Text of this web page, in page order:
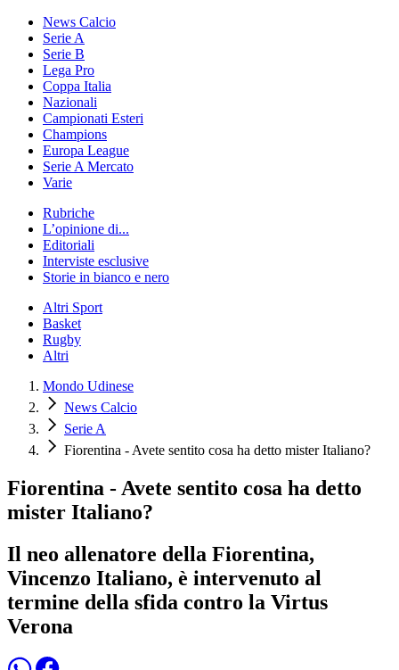
News Calcio
Serie A
Serie B
Lega Pro
Coppa Italia
Nazionali
Campionati Esteri
Champions
Europa League
Serie A Mercato
Varie
Rubriche
L’opinione di...
Editoriali
Interviste esclusive
Storie in bianco e nero
Altri Sport
Basket
Rugby
Altri
Mondo Udinese
News Calcio
Serie A
Fiorentina - Avete sentito cosa ha detto mister Italiano?
Fiorentina - Avete sentito cosa ha detto
mister Italiano?
Il neo allenatore della Fiorentina,
Vincenzo Italiano, è intervenuto al
termine della sfida contro la Virtus
Verona